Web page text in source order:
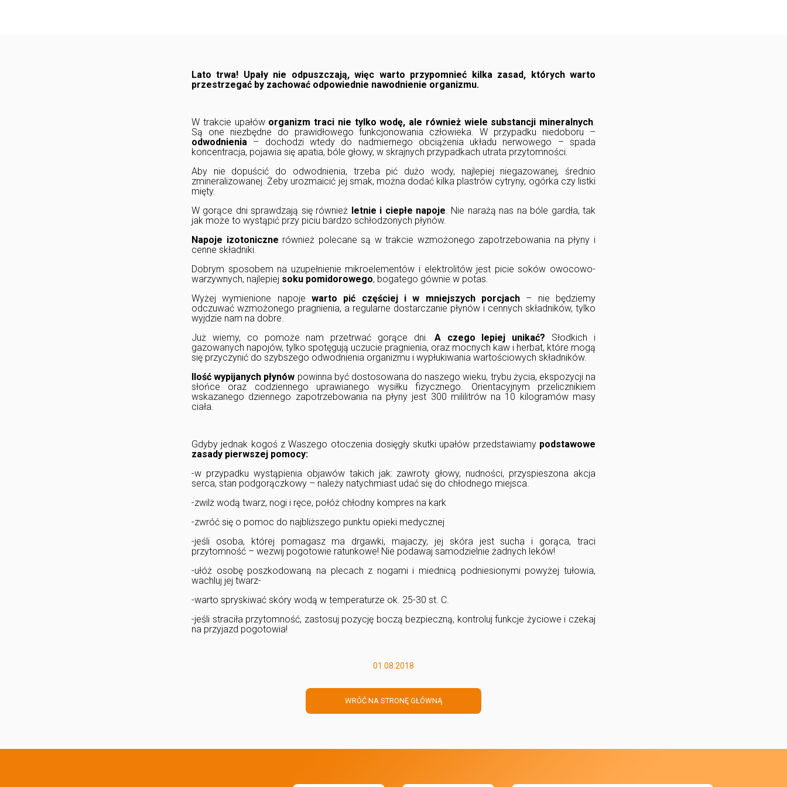
Lato trwa! Upały nie odpuszczają, więc warto przypomnieć kilka zasad, których warto
przestrzegać by zachować odpowiednie nawodnienie organizmu.
W trakcie upałów organizm traci nie tylko wodę, ale również wiele substancji mineralnych.
Są one niezbędne do prawidłowego funkcjonowania człowieka. W przypadku niedoboru –
odwodnienia – dochodzi wtedy do nadmiernego obciążenia układu nerwowego – spada
koncentracja, pojawia się apatia, bóle głowy, w skrajnych przypadkach utrata przytomności.
Aby nie dopuścić do odwodnienia, trzeba pić dużo wody, najlepiej niegazowanej, średnio
zmineralizowanej. Żeby urozmaicić jej smak, można dodać kilka plastrów cytryny, ogórka czy listki
mięty.
W gorące dni sprawdzają się również letnie i ciepłe napoje. Nie narażą nas na bóle gardła, tak
jak może to wystąpić przy piciu bardzo schłodzonych płynów.
Napoje izotoniczne również polecane są w trakcie wzmożonego zapotrzebowania na płyny i
cenne składniki.
Dobrym sposobem na uzupełnienie mikroelementów i elektrolitów jest picie soków owocowo-
warzywnych, najlepiej soku pomidorowego, bogatego gównie w potas.
Wyżej wymienione napoje warto pić częściej i w mniejszych porcjach – nie będziemy
odczuwać wzmożonego pragnienia, a regularne dostarczanie płynów i cennych składników, tylko
wyjdzie nam na dobre.
Już wiemy, co pomoże nam przetrwać gorące dni. A czego lepiej unikać? Słodkich i
gazowanych napojów, tylko spotęgują uczucie pragnienia, oraz mocnych kaw i herbat, które mogą
się przyczynić do szybszego odwodnienia organizmu i wypłukiwania wartościowych składników.
Ilość wypijanych płynów powinna być dostosowana do naszego wieku, trybu życia, ekspozycji na
słońce oraz codziennego uprawianego wysiłku fizycznego. Orientacyjnym przelicznikiem
wskazanego dziennego zapotrzebowania na płyny jest 300 mililitrów na 10 kilogramów masy
ciała.
Gdyby jednak kogoś z Waszego otoczenia dosięgły skutki upałów przedstawiamy podstawowe
zasady pierwszej pomocy:
-w przypadku wystąpienia objawów takich jak: zawroty głowy, nudności, przyspieszona akcja
serca, stan podgorączkowy – należy natychmiast udać się do chłodnego miejsca.
-zwilż wodą twarz, nogi i ręce, połóż chłodny kompres na kark
-zwróć się o pomoc do najbliższego punktu opieki medycznej
-jeśli osoba, której pomagasz ma drgawki, majaczy, jej skóra jest sucha i gorąca, traci
przytomność – wezwij pogotowie ratunkowe! Nie podawaj samodzielnie żadnych leków!
-ułóż osobę poszkodowaną na plecach z nogami i miednicą podniesionymi powyżej tułowia,
wachluj jej twarz-
-warto spryskiwać skóry wodą w temperaturze ok. 25-30 st. C.
-jeśli straciła przytomność, zastosuj pozycję boczą bezpieczną, kontroluj funkcje życiowe i czekaj
na przyjazd pogotowia!
01.08.2018
WRÓĆ NA STRONĘ GŁÓWNĄ